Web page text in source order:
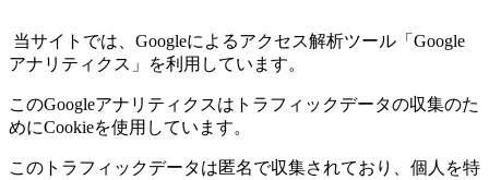
当サイトでは、 Googleによるアクセス解析ツール「 Google
アナリティクス」を利用しています。
このGoogleアナリティクスはトラフィックデータの収集のた
めにCookieを使用しています。
このトラフィックデータは匿名で収集されており、個人を特